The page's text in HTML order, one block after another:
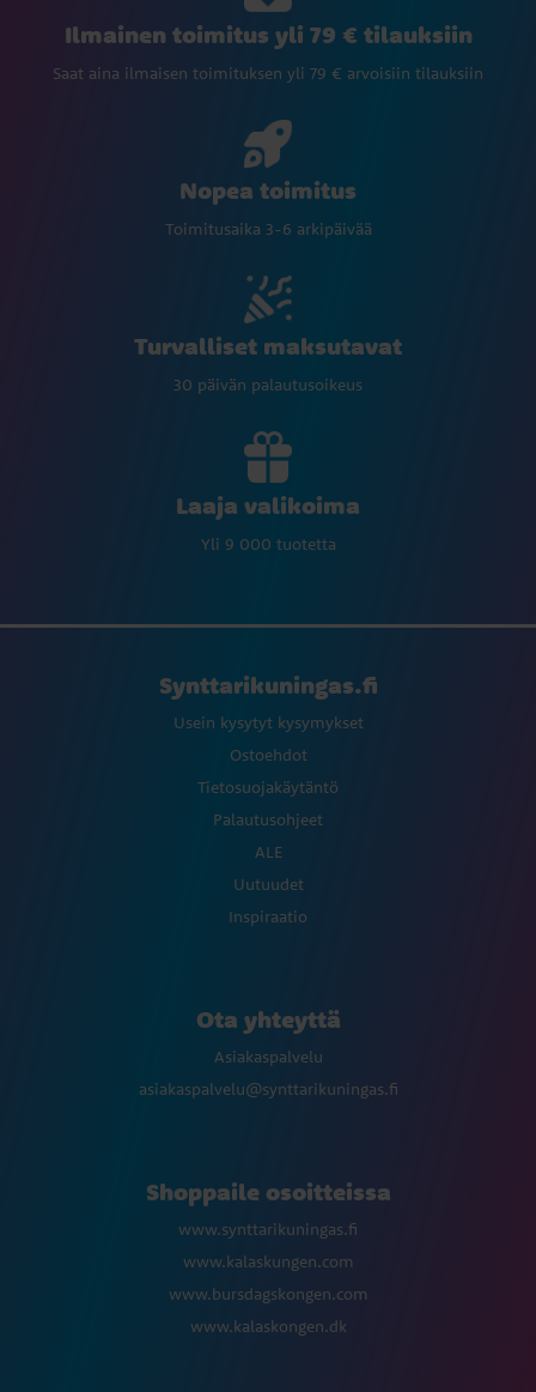
Ilmainen toimitus yli 79 € tilauksiin
Saat aina ilmaisen toimituksen yli 79 € arvoisiin tilauksiin
Nopea toimitus
Toimitusaika 3-6 arkipäivää
Turvalliset maksutavat
30 päivän palautusoikeus
Laaja valikoima
Yli 9 000 tuotetta
Synttarikuningas.fi
Usein kysytyt kysymykset
Ostoehdot
Tietosuojakäytäntö
Palautusohjeet
ALE
Uutuudet
Inspiraatio
Ota yhteyttä
Asiakaspalvelu
asiakaspalvelu@synttarikuningas.fi
Shoppaile osoitteissa
www.synttarikuningas.fi
www.kalaskungen.com
www.bursdagskongen.com
www.kalaskongen.dk